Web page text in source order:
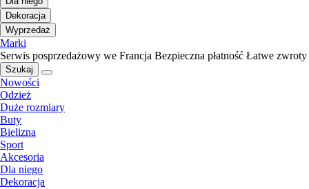
Dekoracja
Wyprzedaż
Marki
Serwis posprzedażowy we Francja Bezpieczna płatność Łatwe zwroty
Szukaj
Nowości
Odzież
Duże rozmiary
Buty
Bielizna
Sport
Akcesoria
Dla niego
Dekoracja